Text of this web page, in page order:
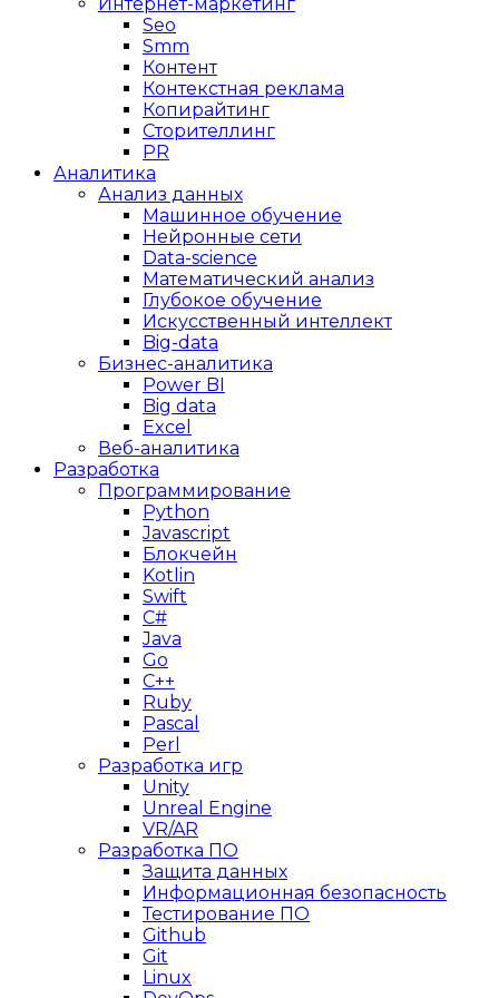
Seo
Smm
Контент
Контекстная реклама
Копирайтинг
Сторителлинг
PR
Аналитика
Анализ данных
Машинное обучение
Нейронные сети
Data-science
Математический анализ
Глубокое обучение
Искусственный интеллект
Big-data
Бизнес-аналитика
Power BI
Big data
Excel
Веб-аналитика
Разработка
Программирование
Python
Javascript
Блокчейн
Kotlin
Swift
C#
Java
Go
C++
Ruby
Pascal
Perl
Разработка игр
Unity
Unreal Engine
VR/AR
Разработка ПО
Защита данных
Информационная безопасность
Тестирование ПО
Github
Git
Linux